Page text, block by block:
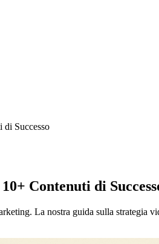
di Successo
Contenuti di
La nostra guida sulla strategia